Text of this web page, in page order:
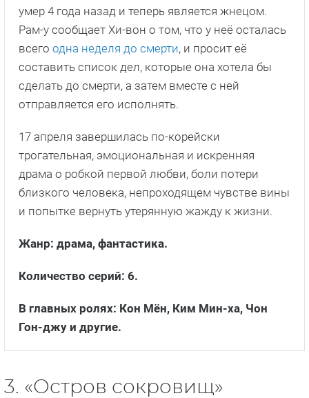
умер 4 года назад и теперь является жнецом.
Рам-у сообщает Хи-вон о том, что у неё осталась
всего одна неделя до смерти, и просит её
составить список дел, которые она хотела бы
сделать до смерти, а затем вместе с ней
отправляется его исполнять.
17 апреля завершилась по-корейски
трогательная, эмоциональная и искренняя
драма о робкой первой любви, боли потери
близкого человека, непроходящем чувстве вины
и попытке вернуть утерянную жажду к жизни.
Жанр: драма, фантастика.
Количество серий: 6.
В главных ролях: Кон Мён, Ким Мин-ха, Чон
Гон-джу и другие.
3. «Остров сокровищ»